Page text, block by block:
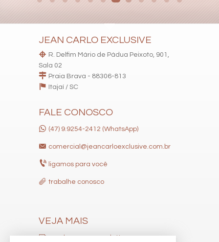
JEAN CARLO EXCLUSIVE
R. Delfim Mário de Pádua Peixoto, 901,
Sala 02
Praia Brava - 88306-813
Itajaí / SC
FALE CONOSCO
(47) 9.9254-2412 (WhatsApp)
comercial@jeancarloexclusive.com.br
ligamos para você
trabalhe conosco
VEJA MAIS
receba nosso newsletter